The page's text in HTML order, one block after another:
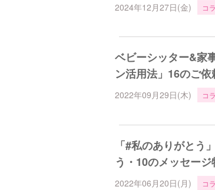
2024年12月27日(金) コ
ベビーシッター&家
ン活用法」16のご
2022年09月29日(木) コ
「#私のありがとう
う・10のメッセージ
2022年06月20日(月) コ